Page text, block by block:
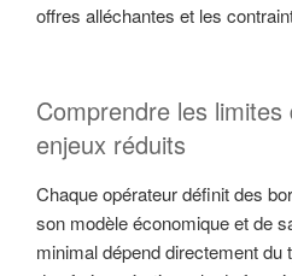
offres alléchantes et les
Comprendre les
enjeux réduits
Chaque opérateur définit des
son modèle économique et de
minimal dépend directement du